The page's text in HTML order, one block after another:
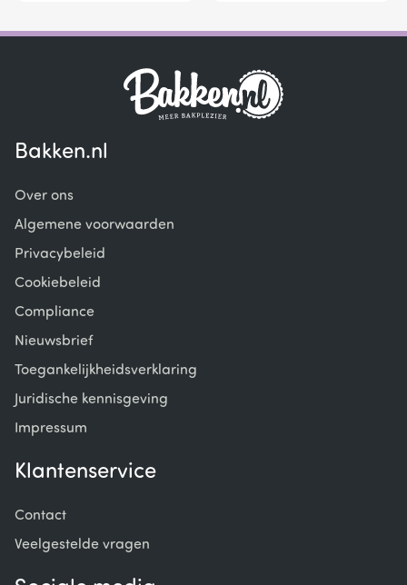
Bakken.nl
Over ons
Algemene voorwaarden
Privacybeleid
Cookiebeleid
Compliance
Nieuwsbrief
Toegankelijkheidsverklaring
Juridische kennisgeving
Impressum
Klantenservice
Contact
Veelgestelde vragen